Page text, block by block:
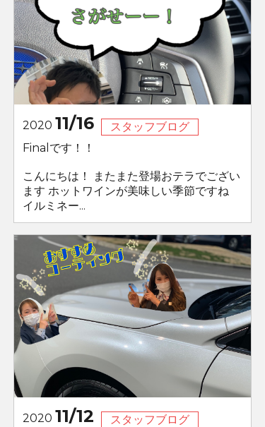
2020 11/16
スタッフブログ
Finalです！！
こんにちは！ またまた登場おテラでござい
ます ホットワインが美味しい季節ですね
イルミネー...
2020 11/12
スタッフブログ